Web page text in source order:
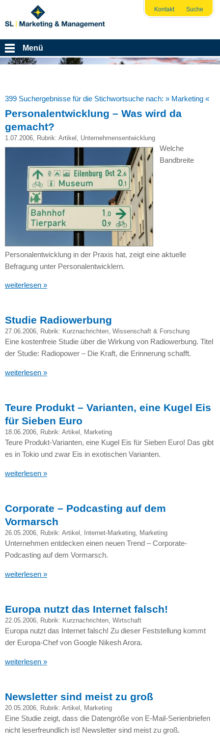
Kontakt Suche
Menü
399 Suchergebnisse für die Stichwortsuche nach: » Marketing «
Personalentwicklung – Was wird da
gemacht?
1.07.2006, Rubrik: Artikel , Unternehmensentwicklung
Welche
Bandbreite
Personalentwicklung in der Praxis hat, zeigt eine aktuelle
Befragung unter Personalentwicklern.
weiterlesen »
Studie Radiowerbung
27.06.2006, Rubrik: Kurznachrichten, Wissenschaft & Forschung
Eine kostenfreie Studie über die Wirkung von Radiowerbung. Titel
der Studie: Radiopower – Die Kraft, die Erinnerung schafft.
weiterlesen »
Teure Produkt – Varianten, eine Kugel Eis
für Sieben Euro
18.06.2006, Rubrik: Artikel , Marketing
Teure Produkt-Varianten, eine Kugel Eis für Sieben Euro! Das gibt
es in Tokio und zwar Eis in exotischen Varianten.
weiterlesen »
Corporate – Podcasting auf dem
Vormarsch
26.05.2006, Rubrik: Artikel Internet-Marketing, Marketing
Unternehmen entdecken einen neuen Trend – Corporate-
Podcasting auf dem Vormarsch.
weiterlesen »
Europa nutzt das Internet falsch!
22.05.2006, Rubrik: Kurznachrichten, Wirtschaft
Europa nutzt das Internet falsch! Zu dieser Feststellung kommt
der Europa-Chef von Google Nikesh Arora.
weiterlesen »
Newsletter sind meist zu groß
20.05.2006, Rubrik: Artikel Marketing
Eine Studie zeigt, dass die Datengröße von E-Mail-Serienbriefen
nicht leserfreundlich ist! Newsletter sind meist zu groß.